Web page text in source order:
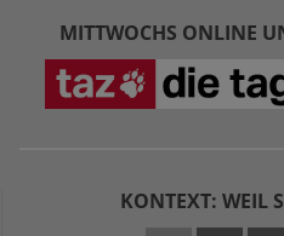
MITTWOCHS ONLINE
KONTEXT: WEIL